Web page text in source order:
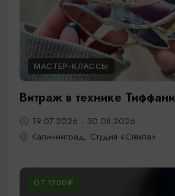
МАСТЕР-КЛАССЫ
Витраж в технике Тиффани
19.07.2026 - 30.08.2026
Калининград, Студия «Стёкла»
ОТ 1700₽